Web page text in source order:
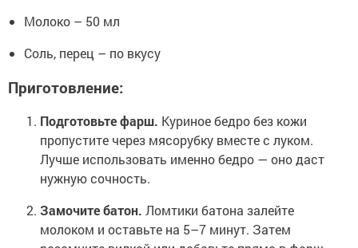
Молоко – 50 мл
Соль, перец – по вкусу
Приготовление:
Подготовьте фарш. Куриное бедро без кожи
пропустите через мясорубку вместе с луком.
Лучше использовать именно бедро — оно даст
нужную сочность.
Замочите батон. Ломтики батона залейте
молоком и оставьте на 5–7 минут. Затем